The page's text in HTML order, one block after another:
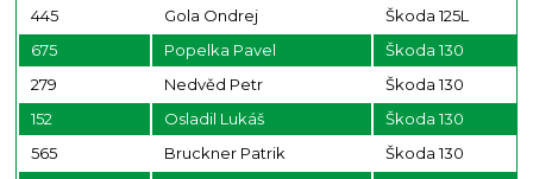
445
Gola Ondrej
Škoda 125L
675
Popelka Pavel
Škoda 130
279
Nedvěd Petr
Škoda 130
152
Osladil Lukáš
Škoda 130
565
Bruckner Patrik
Škoda 130